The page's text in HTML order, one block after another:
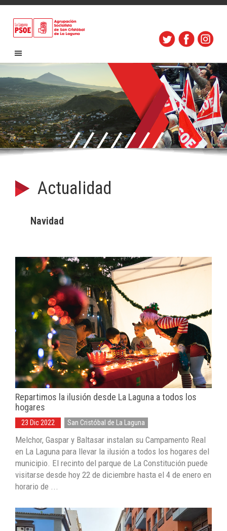
Actualidad
Navidad
Repartimos la ilusión desde La Laguna a todos los
hogares
23 Dic 2022 San Cristóbal de La Laguna
Melchor, Gaspar y Baltasar instalan su Campamento Real
en La Laguna para llevar la ilusión a todos los hogares del
municipio. El recinto del parque de La Constitución puede
visitarse desde hoy 22 de diciembre hasta el 4 de enero en
horario de ...